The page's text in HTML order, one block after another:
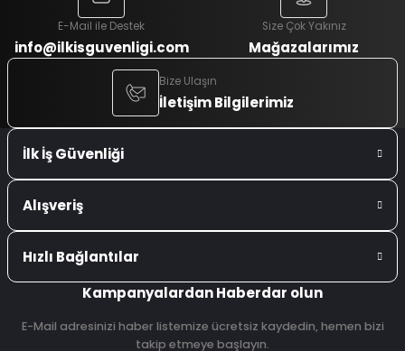
E-Mail ile Destek
info@ilkisguvenligi.com
Size Çok Yakınız
Mağazalarımız
Bize Ulaşın
İletişim Bilgilerimiz
İlk İş Güvenliği
Alışveriş
Hızlı Bağlantılar
Kampanyalardan Haberdar olun
E-Mail adresinizi haber listemize ücretsiz kaydedin, hemen bizi
takip etmeye başlayın.